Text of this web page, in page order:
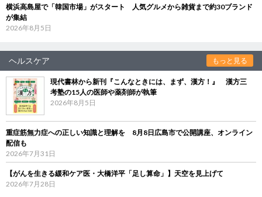
横浜高島屋で「韓国市場」がスタート 人気グルメから雑貨まで約30ブランド
が集結
2026年8月5日
ヘルスケア もっと見る
現代書林から新刊『こんなときには、まず、漢方！』 漢方三
考塾の15人の医師や薬剤師が執筆
2026年8月5日
重症筋無力症への正しい知識と理解を 8月8日広島市で公開講座、オンライン
配信も
2026年7月31日
【がんを生きる緩和ケア医・大橋洋平「足し算命」】天空を見上げて
2026年7月28日